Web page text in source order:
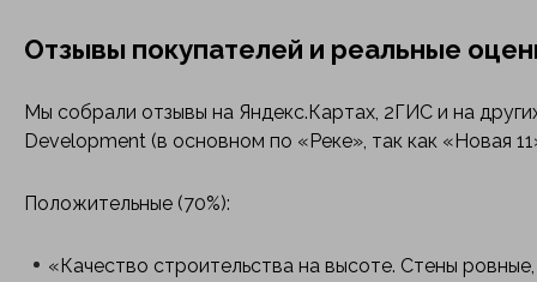
Отзывы покупателей и реальные
Мы собрали отзывы на Яндекс.Картах, 2ГИС и на
Development (в основном по «Реке», так как «Новая
Положительные (70%):
«Качество строительства на высоте. Стены